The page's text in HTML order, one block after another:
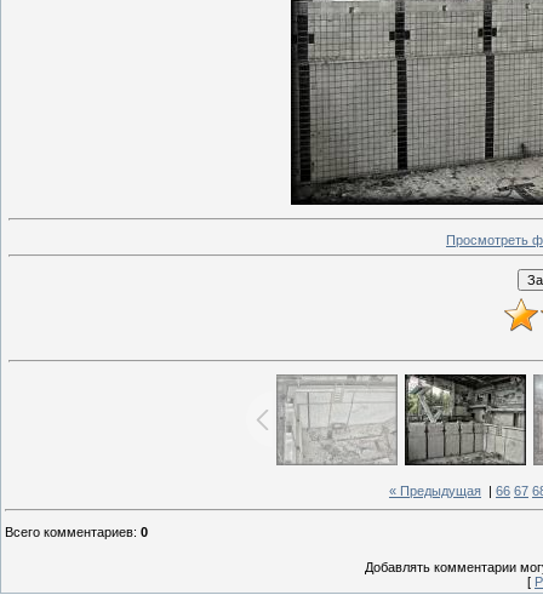
Просмотреть
« Предыдущая 66 67
Всего комментариев: 0
Добавлять комментарии
[